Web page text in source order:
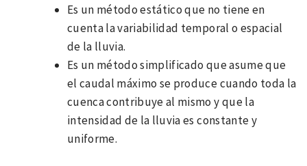
Es un método estático que no tiene en
cuenta la variabilidad temporal o espacial
de la lluvia.
Es un método simplificado que asume que
el caudal máximo se produce cuando toda la
cuenca contribuye al mismo y que la
intensidad de la lluvia es constante y
uniforme.